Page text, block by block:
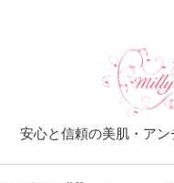
安心と信頼の美肌・ア